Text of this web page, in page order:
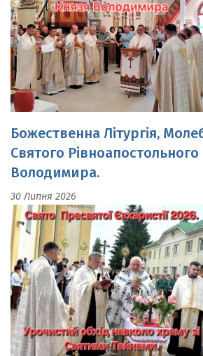
Божественна Літургія,
Володимира.
Свято Пресвятої